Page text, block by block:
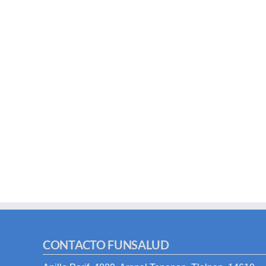
CONTACTO FUNSALUD